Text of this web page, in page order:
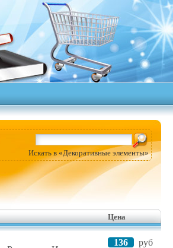
Искать в «Декоративные элементы»
Цена
136
руб